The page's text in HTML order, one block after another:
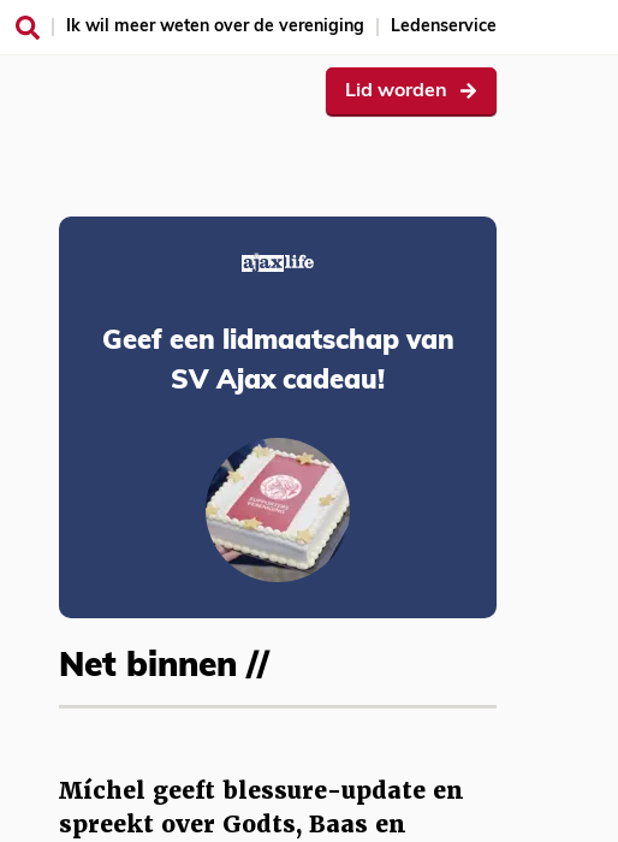
Ik wil meer weten over de vereniging Ledenservice
Lid worden
Geef een lidmaatschap van
SV Ajax cadeau!
Net binnen //
Míchel geeft blessure-update en
spreekt over Godts, Baas en